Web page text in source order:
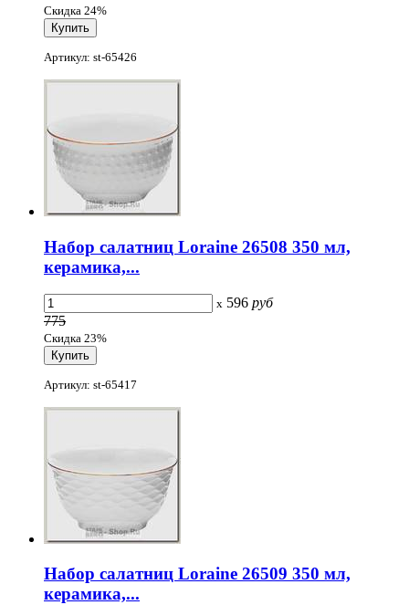
Скидка 24%
Артикул: st-65426
Набор салатниц Loraine 26508 350 мл,
керамика,...
x 596 руб
775
Скидка 23%
Артикул: st-65417
Набор салатниц Loraine 26509 350 мл,
керамика,...